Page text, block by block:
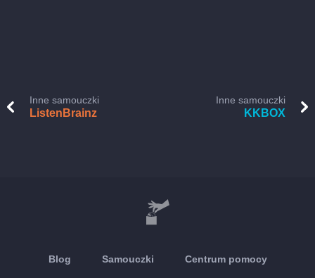
Inne samouczki
ListenBrainz
Inne samouczki
KKBOX
Blog Samouczki Centrum pomocy